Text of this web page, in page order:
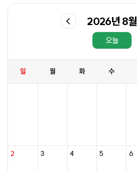
2026년 8월
오늘
일 월 화 수
2 3 4 5 6